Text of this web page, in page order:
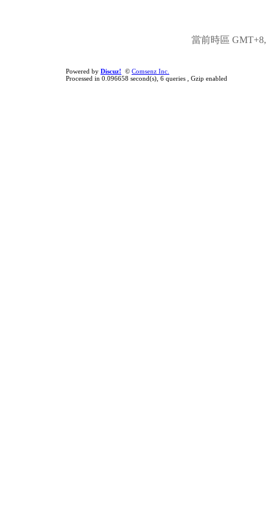
當前時區 GMT+8,
Powered by Discuz! © Comsenz Inc.
Processed in 0.096658 second(s), 6 queries , Gzip enabled